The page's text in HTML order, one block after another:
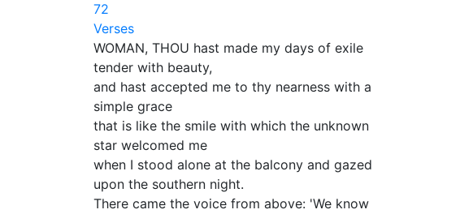
72
Verses
WOMAN, THOU hast made my days of exile
tender with beauty,
and hast accepted me to thy nearness with a
simple grace
that is like the smile with which the unknown
star welcomed me
when I stood alone at the balcony and gazed
upon the southern night.
There came the voice from above: 'We know